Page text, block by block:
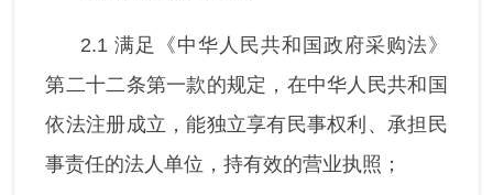
2.1 满足《中华人民共和国政府采购法》
第二十二条第一款的规定，在中华人民共和国
依法注册成立，能独立享有民事权利、承担民
事责任的法人单位，持有效的营业执照；